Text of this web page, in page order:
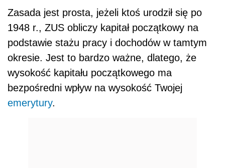
Zasada jest prosta, jeżeli ktoś urodził się po
1948 r., ZUS obliczy kapitał początkowy na
podstawie stażu pracy i dochodów w tamtym
okresie. Jest to bardzo ważne, dlatego, że
wysokość kapitału początkowego ma
bezpośredni wpływ na wysokość Twojej
emerytury.